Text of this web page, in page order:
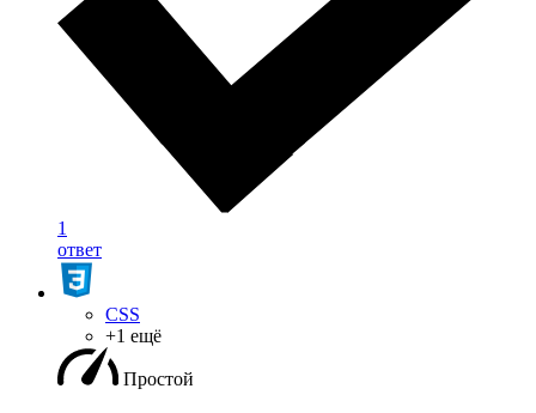
1
ответ
CSS
+1 ещё
Простой